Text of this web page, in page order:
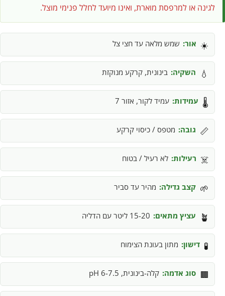
לגינה או למרפסת מוארת, ואינו מיועד לחלל פנימי מוצל.
☀️ אור: שמש מלאה עד חצי צל
💧 השקיה: בינונית, קרקע מנוקזת
🌡️ עמידות: עמיד לקור, אזור 7
📏 גובה: מטפס / כיסוי קרקע
☠️ רעילות: לא רעיל / בטוח
🌱 קצב גדילה: מהיר עד סביר
🪴 עציץ מתאים: 15-20 ליטר עם הדליה
🧪 דישון: מתון בעונת הצימוח
🟫 סוג אדמה: קלה-בינונית, pH 6-7.5